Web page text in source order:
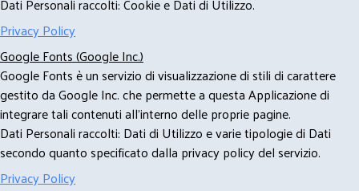
Privacy Policy
Google Fonts (Google Inc.)
Google Fonts è un servizio di visualizzazione di stili di carattere
gestito da Google Inc. che permette a questa Applicazione di
integrare tali contenuti all'interno delle proprie pagine.
Dati Personali raccolti: Dati di Utilizzo e varie tipologie di Dati
secondo quanto specificato dalla privacy policy del servizio.
Privacy Policy